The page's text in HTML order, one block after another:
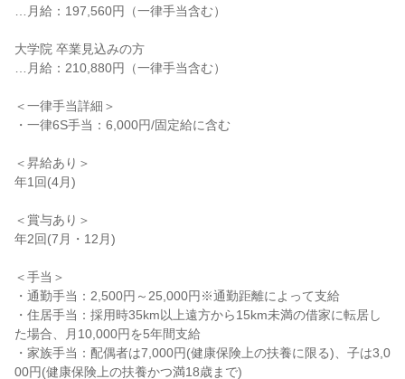
…月給：197,560円（一律手当含む）
大学院 卒業見込みの方
…月給：210,880円（一律手当含む）
＜一律手当詳細＞
・一律6S手当：6,000円/固定給に含む
＜昇給あり＞
年1回(4月)
＜賞与あり＞
年2回(7月・12月)
＜手当＞
・通勤手当：2,500円～25,000円※通勤距離によって支給
・住居手当：採用時35km以上遠方から15km未満の借家に転居し
た場合、月10,000円を5年間支給
・家族手当：配偶者は7,000円(健康保険上の扶養に限る)、子は3,0
00円(健康保険上の扶養かつ満18歳まで)